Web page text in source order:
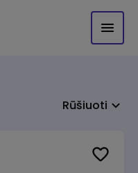
Rūšiuoti